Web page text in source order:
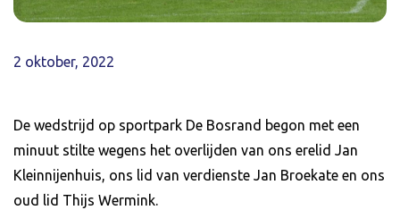
2 oktober, 2022
De wedstrijd op sportpark De Bosrand begon met een
minuut stilte wegens het overlijden van ons erelid Jan
Kleinnijenhuis, ons lid van verdienste Jan Broekate en ons
oud lid Thijs Wermink.